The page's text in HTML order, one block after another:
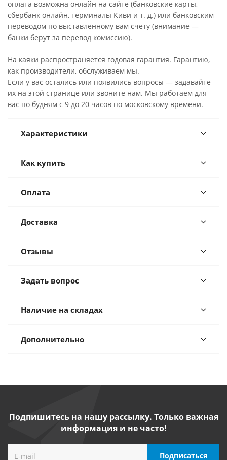
оплата возможна онлайн на сайте (банковские карты,
сбербанк онлайн, терминалы Киви и т. д.) или банковским
переводом по выставленному вам счёту (внимание —
банки берут за перевод комиссию).
На каяки распространяется годовая гарантия. Гарантию,
как производители, обслуживаем мы.
Если у вас остались или появились вопросы — задавайте
их на этой странице или звоните нам. Мы работаем для
вас по будням с 9 до 20 часов по московскому времени.
Характеристики
Как купить
Оплата
Доставка
Отзывы
Задать вопрос
Наличие на складах
Дополнительно
Подпишитесь на нашу рассылку. Только важная
информация и не часто!